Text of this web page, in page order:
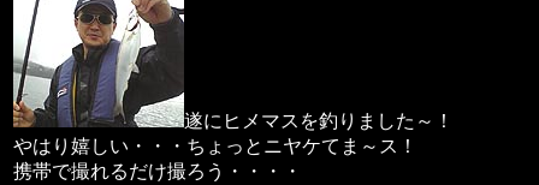
遂にヒメマスを釣りました～！
やはり嬉しい・・・ちょっとニヤケてま～ス！
携帯で撮れるだけ撮ろう・・・・